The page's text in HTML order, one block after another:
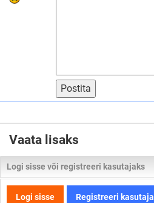
Postita
Vaata lisaks
Logi sisse või registreeri kasutajaks
Logi sisse Registreeri kasutaja